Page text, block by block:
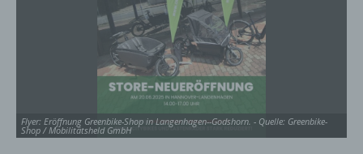
Flyer: Eröffnung Greenbike-Shop in Langenhagen--Godshorn. - Quelle: Greenbike-
Shop / Mobilitätsheld GmbH